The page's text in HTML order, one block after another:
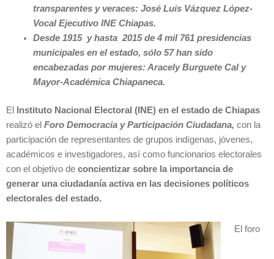
transparentes y veraces: José Luis Vázquez López-
Vocal Ejecutivo INE Chiapas.
Desde 1915 y hasta 2015 de 4 mil 761 presidencias
municipales en el estado, sólo 57 han sido
encabezadas por mujeres: Aracely Burguete Cal y
Mayor-Académica Chiapaneca.
El
Instituto Nacional Electoral (INE) en el estado de Chiapas
realizó el Foro Democracia y Participación Ciudadana, con la
participación de representantes de grupos indígenas, jóvenes,
académicos e investigadores, así como funcionarios electorales
con el objetivo de concientizar sobre la importancia de
generar una ciudadanía activa en las decisiones políticos
electorales del estado.
El foro